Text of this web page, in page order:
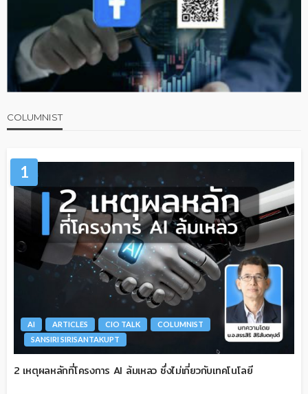
COLUMNIST
1
AI ARTICLES CIO TALK
COLUMNIST
SANSIRI SIRISANTAKUPT
2 เหตุผลหลักที่โครงการ AI ล้มเหลว ซึ่งไม่เกี่ยวกับเทคโนโลยี